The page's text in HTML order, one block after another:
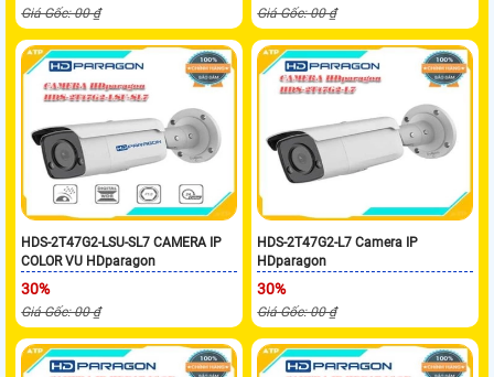
Giá Gốc: 00 ₫ Giá Gốc: 00 ₫
HDS-2T47G2-LSU-SL7 CAMERA IP
COLOR VU HDparagon
30%
Giá Gốc: 00 ₫
HDS-2T47G2-L7 Camera IP
HDparagon
30%
Giá Gốc: 00 ₫